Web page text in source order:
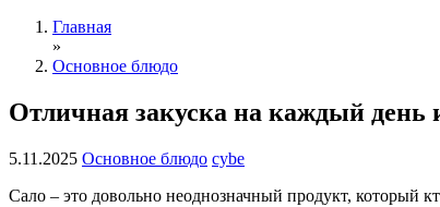
Главная
»
Основное блюдо
Отличная закуска на каждый день
5.11.2025 Основное блюдо cybe
Сало – это довольно неоднозначный продукт, который